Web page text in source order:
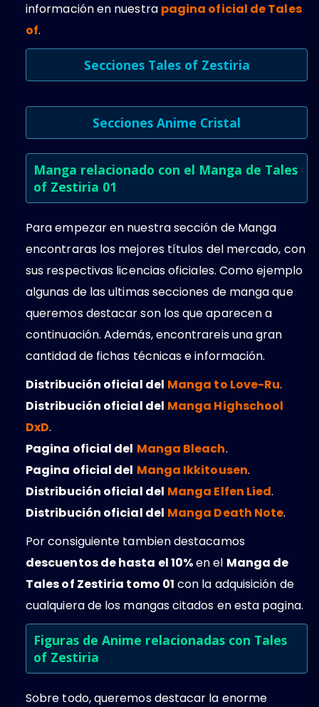
información en nuestra pagina oficial de Tales
of.
Secciones Tales of Zestiria
Secciones Anime Cristal
Manga relacionado con el Manga de Tales
of Zestiria 01
Para empezar en nuestra sección de Manga
encontraras los mejores títulos del mercado, con
sus respectivas licencias oficiales. Como ejemplo
algunas de las ultimas secciones de manga que
queremos destacar son los que aparecen a
continuación. Además, encontrareis una gran
cantidad de fichas técnicas e información.
Distribución oficial del Manga to Love-Ru.
Distribución oficial del Manga Highschool
DxD.
Pagina oficial del Manga Bleach.
Pagina oficial del Manga Ikkitousen.
Distribución oficial del Manga Elfen Lied.
Distribución oficial del Manga Death Note.
Por consiguiente tambien destacamos
descuentos de hasta el 10%en el Manga de
Tales of Zestiria tomo 01 con la adquisición de
cualquiera de los mangas citados en esta pagina.
Figuras de Anime relacionadas con Tales
of Zestiria
Sobre todo, queremos destacar la enorme